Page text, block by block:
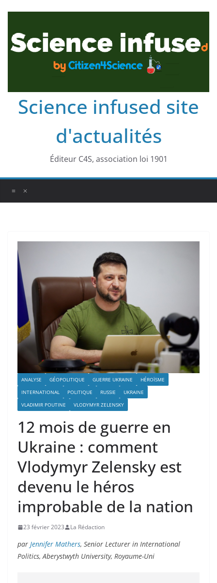
Science infused site
d'actualités
Éditeur C4S, association loi 1901
ANALYSE GÉOPOLITIQUE GUERRE UKRAINE
HÉROÏSME
INTERNATIONAL
POLITIQUE RUSSIE
UKRAINE
VLADIMIR POUTINE
VLODYMYR ZELENSKY
12 mois de guerre en
Ukraine : comment
Vlodymyr Zelensky est
devenu le héros
improbable de la nation
23 février 2023 La Rédaction
par Jennifer Mathers, Senior Lecturer in International
Politics, Aberystwyth University, Royaume-Uni